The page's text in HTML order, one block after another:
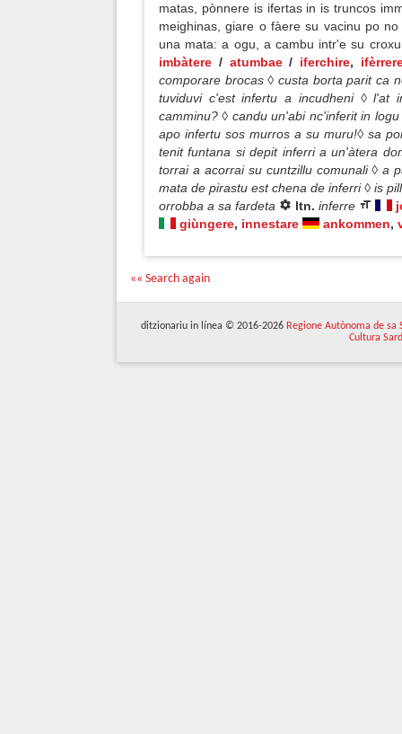
matas, pònnere is ifertas in is truncos
meighinas, giare o fàere su vacinu po
una mata: a ogu, a cambu intr'e su
imbàtere / atumbae / iferchire,
comporare brocas ◊ custa borta parit ca
tuviduvi c'est infertu a incudheni ◊ l'at
camminu? ◊ candu un'abi nc'inferit in
apo infertu sos murros a su muru!◊ sa
tenit funtana si depit inferri a un'àtera
torrai a acorrai su cuntzillu comunali ◊ a
mata de pirastu est chena de inferri ◊ is
orrobba a sa fardeta
ltn. inferre
giùngere, innestare ankommen,
«« Search again
ditzionariu in línea © 2016-2026 Regione Autònoma de sa
Cultura